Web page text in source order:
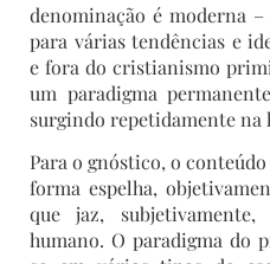
denominação é moderna
para várias tendências e
e fora do cristianismo
um paradigma
surgindo repetidamente na
Para o gnóstico, o conteúdo
forma espelha,
que jaz,
humano. O paradigma do